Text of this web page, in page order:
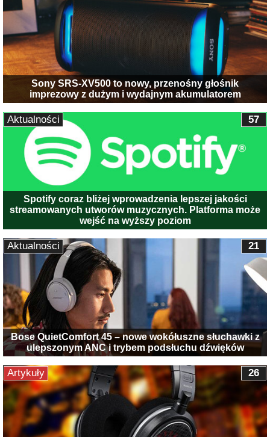
Sony SRS-XV500 to nowy, przenośny głośnik
imprezowy z dużym i wydajnym akumulatorem
Spotify coraz bliżej wprowadzenia lepszej jakości
streamowanych utworów muzycznych. Platforma może
wejść na wyższy poziom
57
Aktualności
Bose QuietComfort 45 – nowe wokółuszne słuchawki z
ulepszonym ANC i trybem podsłuchu dźwięków
21
Aktualności
26
Artykuły